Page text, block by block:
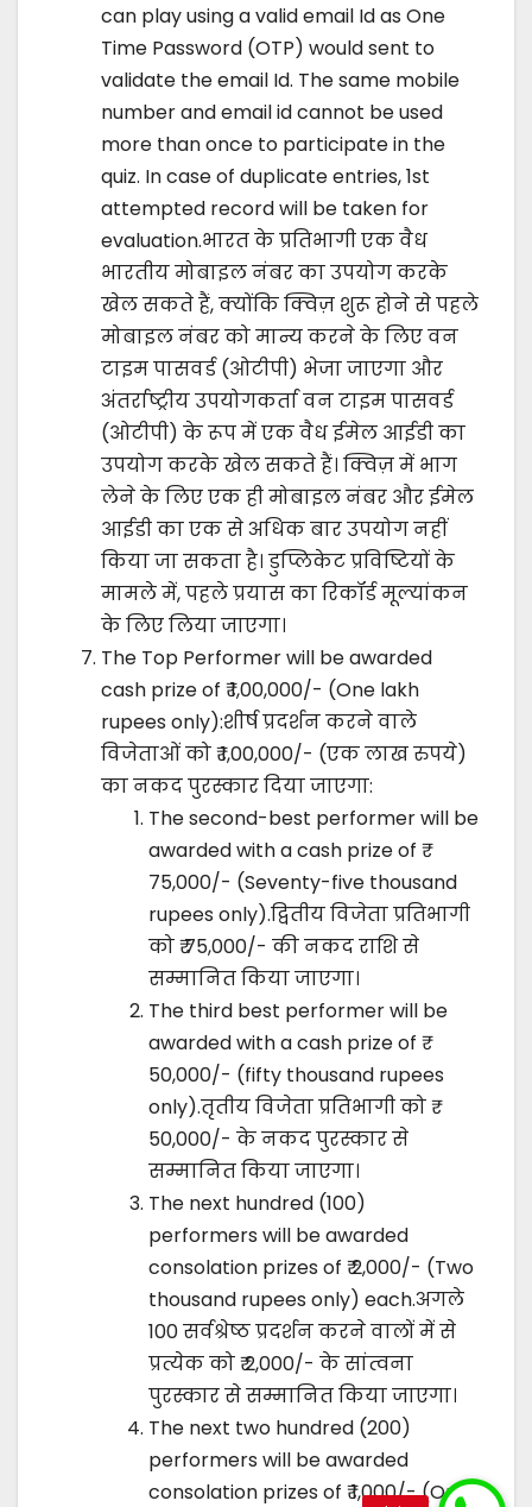
can play using a valid email Id as One
Time Password (OTP) would sent to
validate the email Id. The same mobile
number and email id cannot be used
more than once to participate in the
quiz. In case of duplicate entries, 1st
attempted record will be taken for
evaluation.भारत के प्रतिभागी एक वैध
भारतीय मोबाइल नंबर का उपयोग करके
खेल सकते हैं, क्योंकि क्विज़ शुरू होने से पहले
मोबाइल नंबर को मान्य करने के लिए वन
टाइम पासवर्ड (ओटीपी) भेजा जाएगा और
अंतर्राष्ट्रीय उपयोगकर्ता वन टाइम पासवर्ड
(ओटीपी) के रूप में एक वैध ईमेल आईडी का
उपयोग करके खेल सकते हैं। क्विज़ में भाग
लेने के लिए एक ही मोबाइल नंबर और ईमेल
आईडी का एक से अधिक बार उपयोग नहीं
किया जा सकता है। डुप्लिकेट प्रविष्टियों के
मामले में, पहले प्रयास का रिकॉर्ड मूल्यांकन
के लिए लिया जाएगा।
The Top Performer will be awarded
cash prize of ₹ 1,00,000/- (One lakh
rupees only):शीर्ष प्रदर्शन करने वाले
विजेताओं को ₹ 1,00,000/- (एक लाख रुपये)
का नकद पुरस्कार दिया जाएगा:
The second-best performer will be
awarded with a cash prize of ₹
75,000/- (Seventy-five thousand
rupees only).द्वितीय विजेता प्रतिभागी
को ₹ 75,000/- की नकद राशि से
सम्मानित किया जाएगा।
The third best performer will be
awarded with a cash prize of ₹
50,000/- (fifty thousand rupees
only).तृतीय विजेता प्रतिभागी को ₹
50,000/- के नकद पुरस्कार से
सम्मानित किया जाएगा।
The next hundred (100)
performers will be awarded
consolation prizes of ₹ 2,000/- (Two
thousand rupees only) each.अगले
100 सर्वश्रेष्ठ प्रदर्शन करने वालों में से
प्रत्येक को ₹ 2,000/- के सांत्वना
पुरस्कार से सम्मानित किया जाएगा।
The next two hundred (200)
performers will be awarded
consolation prizes of ₹ 1,000/- (One